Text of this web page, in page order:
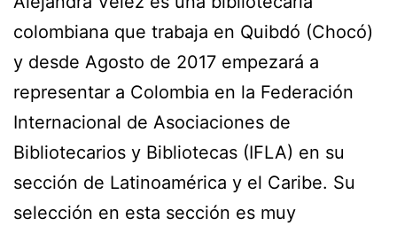
colombiana que trabaja en Quibdó (Chocó)
y desde Agosto de 2017 empezará a
representar a Colombia en la Federación
Internacional de Asociaciones de
Bibliotecarios y Bibliotecas (IFLA) en su
sección de Latinoamérica y el Caribe. Su
selección en esta sección es muy